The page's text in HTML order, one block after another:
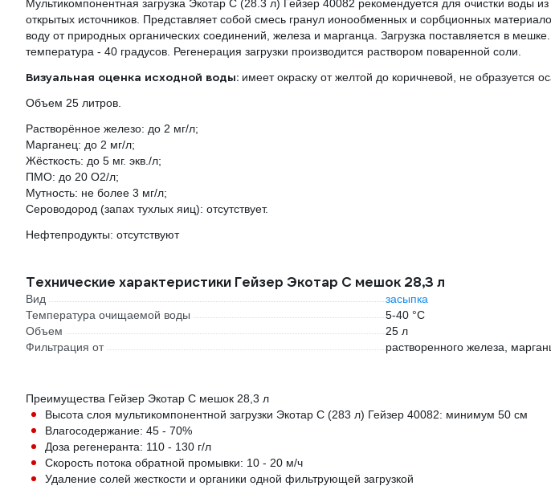
Мультикомпонентная загрузка Экотар С (28.3 л) Гейзер 40082 рекомендуется для очистки воды
открытых источников. Представляет собой смесь гранул ионообменных и сорбционных
воду от природных органических соединений, железа и марганца. Загрузка поставляется в
температура - 40 градусов. Регенерация загрузки производится раствором поваренной соли.
Визуальная оценка исходной воды: имеет окраску от желтой до коричневой, не образуется
Объем 25 литров.
Растворённое железо: до 2 мг/л;
Марганец: до 2 мг/л;
Жёсткость: до 5 мг. экв./л;
ПМО: до 20 O2/л;
Мутность: не более 3 мг/л;
Сероводород (запах тухлых яиц): отсутствует.
Нефтепродукты: отсутствуют
Технические характеристики Гейзер Экотар С мешок 28,3 л
Вид
засыпка
Температура очищаемой воды
5-40 °С
Объем
25 л
Фильтрация от
растворенного железа,
Преимущества Гейзер Экотар С мешок 28,3 л
Высота слоя мультикомпонентной загрузки Экотар С (283 л) Гейзер 40082: минимум 50 см
Влагосодержание: 45 - 70%
Доза регенеранта: 110 - 130 г/л
Скорость потока обратной промывки: 10 - 20 м/ч
Удаление солей жесткости и органики одной фильтрующей загрузкой